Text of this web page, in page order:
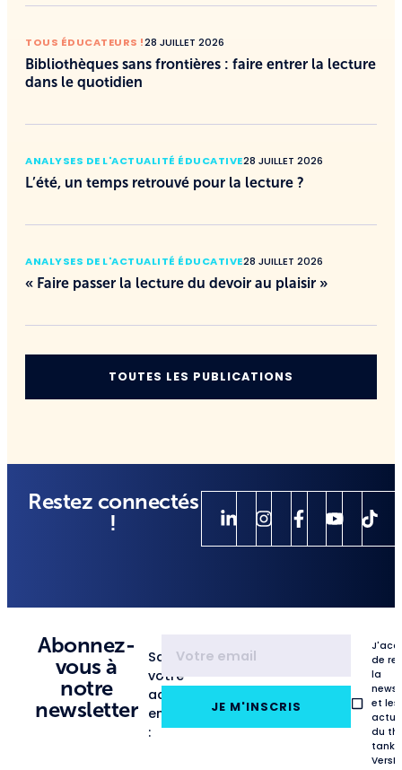
TOUS ÉDUCATEURS !28 JUILLET 2026
Bibliothèques sans frontières : faire entrer la lecture
dans le quotidien
ANALYSES DE L'ACTUALITÉ ÉDUCATIVE28 JUILLET 2026
L’été, un temps retrouvé pour la lecture ?
ANALYSES DE L'ACTUALITÉ ÉDUCATIVE28 JUILLET 2026
« Faire passer la lecture du devoir au plaisir »
TOUTES LES PUBLICATIONS
Restez connectés
!
Abonnez-
vous à
notre
newsletter
Saisissez
votre
adresse
email
:
JE M'INSCRIS
de
la
et les
du
tank